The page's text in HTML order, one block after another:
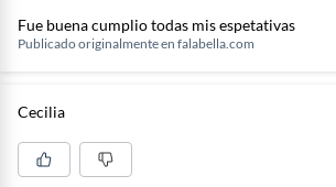
Fue buena cumplio todas mis espetativas
Publicado originalmente en falabella.com
Cecilia